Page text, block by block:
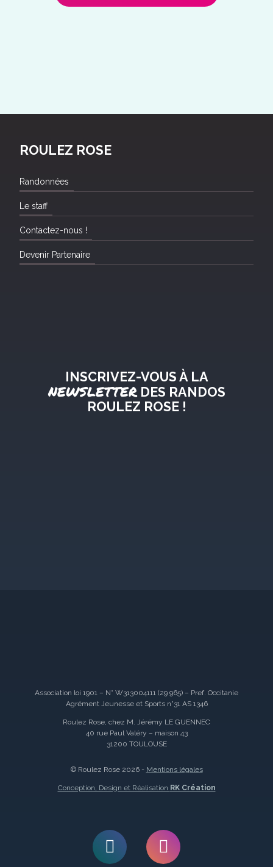
ROULEZ ROSE
Randonnées
Le staff
Contactez-nous !
Devenir Partenaire
INSCRIVEZ-VOUS À LA
NEWSLETTERDES RANDOS
ROULEZ ROSE !
Association loi 1901 – N° W313004111 (29 965) – Pref. Occitanie
Agrément Jeunesse et Sports n°31 AS 1346
Roulez Rose, chez M. Jérémy LE GUENNEC
40 rue Paul Valéry – maison 43
31200 TOULOUSE
© Roulez Rose 2026 - Mentions légales
Conception, Design et Réalisation RK Création